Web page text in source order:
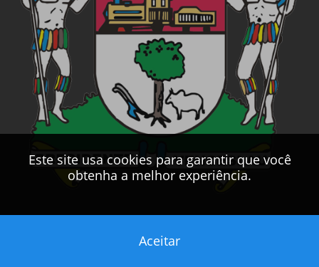
Este site usa cookies para garantir que você
obtenha a melhor experiência.
Aceitar